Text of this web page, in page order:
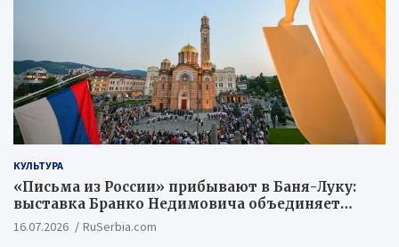
КУЛЬТУРА
«Письма из России» прибывают в Баня-Луку:
выставка Бранко Недимовича объединяет
шестерых художников из Российской
Федерации
16.07.2026 RuSerbia.com